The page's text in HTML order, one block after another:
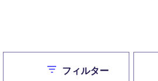
Closeフィルター